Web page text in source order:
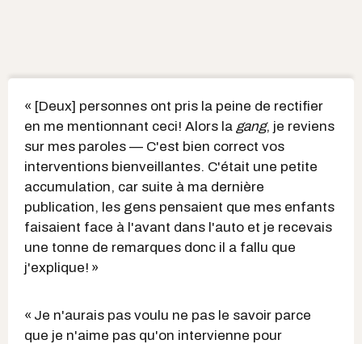
« [Deux] personnes ont pris la peine de rectifier
en me mentionnant ceci! Alors la gang, je reviens
sur mes paroles — C'est bien correct vos
interventions bienveillantes. C'était une petite
accumulation, car suite à ma dernière
publication, les gens pensaient que mes enfants
faisaient face à l'avant dans l'auto et je recevais
une tonne de remarques donc il a fallu que
j'explique! »
« Je n'aurais pas voulu ne pas le savoir parce
que je n'aime pas qu'on intervienne pour